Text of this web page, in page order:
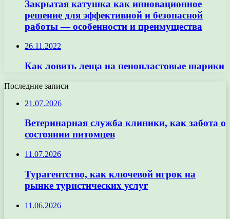
Закрытая катушка как инновационное
решение для эффективной и безопасной
работы — особенности и преимущества
26.11.2022
Как ловить леща на пенопластовые шарики
Последние записи
21.07.2026
Ветеринарная служба клиники, как забота о
состоянии питомцев
11.07.2026
Турагентство, как ключевой игрок на
рынке туристических услуг
11.06.2026